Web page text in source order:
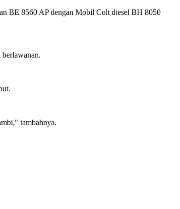
BE 8560 AP dengan Mobil Colt diesel BH 8050
tambahnya.